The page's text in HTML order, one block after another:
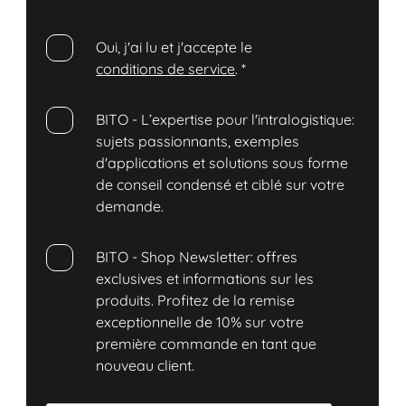
Oui, j'ai lu et j'accepte le
conditions de service.*
BITO - L’expertise pour l'intralogistique:
sujets passionnants, exemples
d'applications et solutions sous forme
de conseil condensé et ciblé sur votre
demande.
BITO - Shop Newsletter: offres
exclusives et informations sur les
produits. Profitez de la remise
exceptionnelle de 10% sur votre
première commande en tant que
nouveau client.